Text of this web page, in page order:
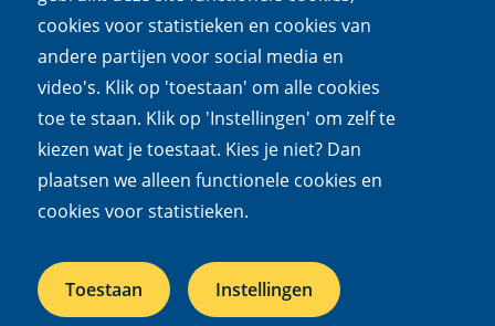
cookies voor statistieken en cookies van
andere partijen voor social media en
video's. Klik op 'toestaan' om alle cookies
toe te staan. Klik op 'Instellingen' om zelf te
kiezen wat je toestaat. Kies je niet? Dan
plaatsen we alleen functionele cookies en
cookies voor statistieken.
Toestaan Instellingen
Volg ons
Linkedin
link)
Instagram
(externe
link)
Bluesky
link)
Facebook
(externe
link)
Mastodon
link)
Youtube
(externe
link)
Cookies Privacy Responsible disclosureToegankelijkheid
Wet open overheid
Het NIOO is een onderdeel van de
Koninklijke Nederlandse
Akademie van Wetenschappen